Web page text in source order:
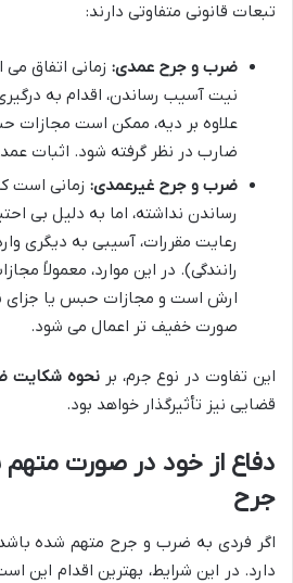
تبعات قانونی متفاوتی دارند:
ضرب و جرح عمدی: زمانی اتفاق
نیت آسیب رساندن، اقدام به
علاوه بر دیه، ممکن است مجازات
ضارب در نظر گرفته شود. اثبات
ضرب و جرح غیرعمدی: زمانی
رساندن نداشته، اما به دلیل بی
رعایت مقررات، آسیبی به دیگری
رانندگی). در این موارد، معمولاً
ارش است و مجازات حبس یا جزای
صورت خفیف تر اعمال می شود.
این تفاوت در نوع جرم، برنحوه شکایت
قضایی نیز تأثیرگذار خواهد بود.
دفاع از خود در صورت
جرح
اگر فردی به ضرب و جرح متهم شده
دارد. در این شرایط، بهترین اقدام این